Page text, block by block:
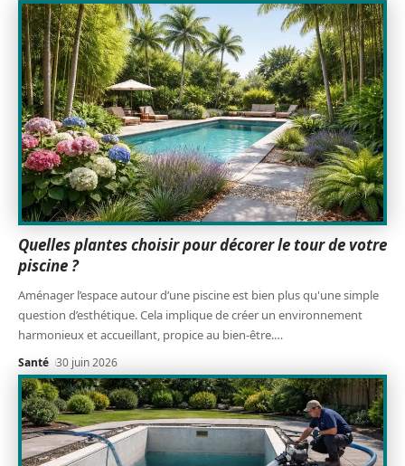
Quelles plantes choisir pour décorer le tour de votre
piscine ?
Aménager l’espace autour d’une piscine est bien plus qu'une simple
question d’esthétique. Cela implique de créer un environnement
harmonieux et accueillant, propice au bien-être.…
Santé 30 juin 2026